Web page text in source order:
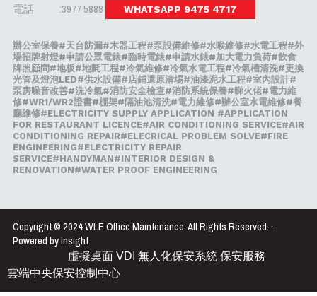
電話 :3977 5888 WHATSAPP 9475 4717
辦公室保養#天台防漏#木器工程#泵設備維修#水喉維修#水電工程#外
場招牌射燈#申請公眾電錶#臨時電錶#申請水錶#加大電力負荷#飲食
牌照顧問#地板#地氈工程#冷氣維修#冷氣水電工程#冷氣槽清洗#更換
光管及燈泡LED#供水設備#店鋪還原清埸#油漆泥水工程#室內設計#
泵房噪音改善#洗冷氣#消防安全檢查#消防系統保養#睇火佬#電力維
修#WR1/WR2證書#棚架#隔油池清洗#電力維修#辦公室水電維修#餐
廳維修#ELECTRICITY SUPPLY APPLICATION #APPLICATION
FOR RESTAURANT LICENCE#AIR CONDITIONING SERVICE#AIR
CONDITIONING REPAIR#ELECRICAL PROBLEM SOLVE#FIRE
ENGINEERING#ELECTRICITY REPAIR
SERVICE#HANDYMAN#INTERIOR DESIGN &
RENOVATION#WATER PROOF ENGINEERING
Copyright © 2024 WLE Office Maintenance. All Rights Reserved. ·
Powered by Insight
虛擬桌面 VDI 無人化保安系統 保安服務
雲端中央保安控制中心